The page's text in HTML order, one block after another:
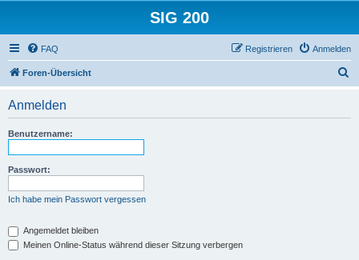
SIG 200
FAQ Anmelden
Registrieren
Foren-Übersicht
Anmelden
Benutzername:
Passwort:
Ich habe mein Passwort vergessen
Angemeldet bleiben
Meinen Online-Status während dieser Sitzung verbergen